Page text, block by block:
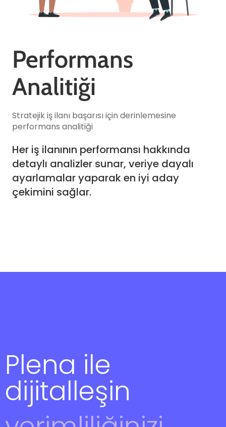
Performans
Analitiği
Stratejik iş ilanı başarısı için derinlemesine
performans analitiği
Her iş ilanının performansı hakkında
detaylı analizler sunar, veriye dayalı
ayarlamalar yaparak en iyi aday
çekimini sağlar.
Plena ile
dijitalleşin